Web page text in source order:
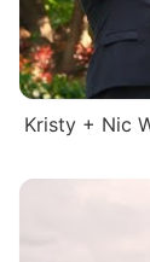
Kristy + Nic